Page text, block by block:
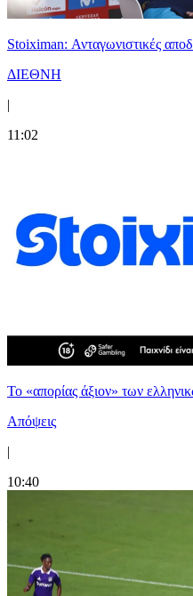
Stoiximan: Ανταγωνιστικές
ΔΙΕΘΝΗ
|
11:02
Το «απορίας άξιον» των
Απόψεις
|
10:40